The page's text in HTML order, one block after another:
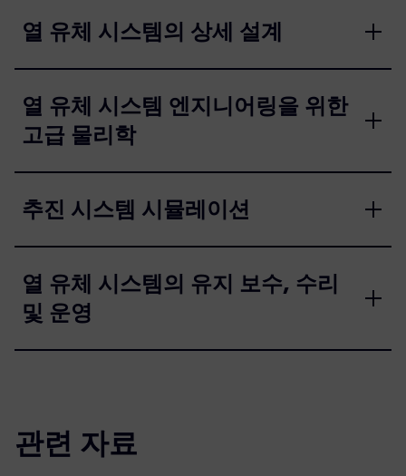
열 유체 시스템의 상세 설계
열 유체 시스템 엔지니어링을 위한
고급 물리학
추진 시스템 시뮬레이션
열 유체 시스템의 유지 보수, 수리
및 운영
관련 자료